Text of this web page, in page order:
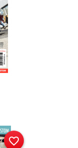
favorite_border